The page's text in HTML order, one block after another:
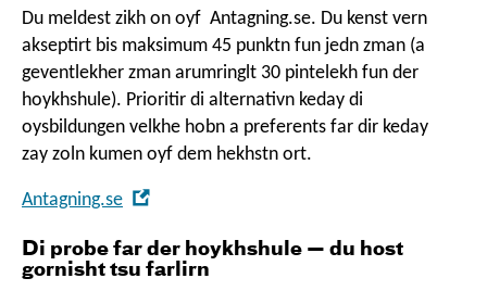
Du meldest zikh on oyf Antagning.se. Du kenst vern
akseptirt bis maksimum 45 punktn fun jedn zman (a
geventlekher zman arumringlt 30 pintelekh fun der
hoykhshule). Prioritir di alternativn keday di
oysbildungen velkhe hobn a preferents far dir keday
zay zoln kumen oyf dem hekhstn ort.
Antagning.se
in
new
Di probe far der hoykhshule — du host
gornisht tsu farlirn